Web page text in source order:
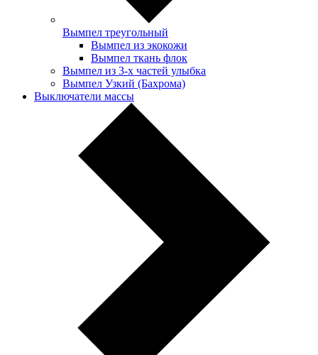
Вымпел треугольный
Вымпел из экокожи
Вымпел ткань флок
Вымпел из 3-х частей улыбка
Вымпел Узкий (Бахрома)
Выключатели массы